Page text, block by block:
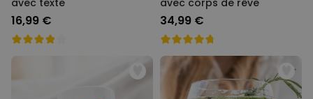
avec texte
16,99 €
avec corps de rêve
34,99 €